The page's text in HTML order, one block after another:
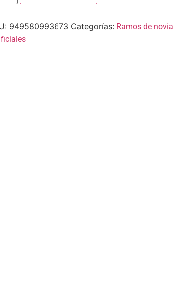
949580993673 Categorías: Ramos de novia